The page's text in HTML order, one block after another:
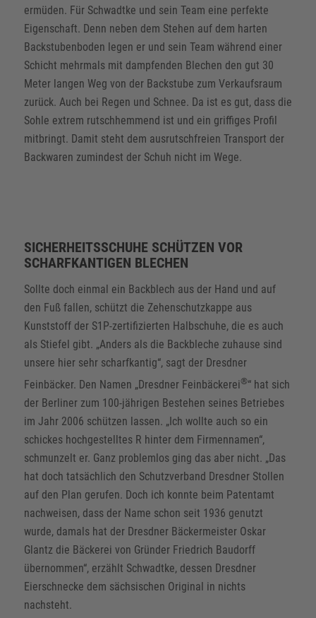
ermüden. Für Schwadtke und sein Team eine perfekte
Eigenschaft. Denn neben dem Stehen auf dem harten
Backstubenboden legen er und sein Team während einer
Schicht mehrmals mit dampfenden Blechen den gut 30
Meter langen Weg von der Backstube zum Verkaufsraum
zurück. Auch bei Regen und Schnee. Da ist es gut, dass die
Sohle extrem rutschhemmend ist und ein griffiges Profil
mitbringt. Damit steht dem ausrutschfreien Transport der
Backwaren zumindest der Schuh nicht im Wege.
SICHERHEITSSCHUHE SCHÜTZEN VOR
SCHARFKANTIGEN BLECHEN
Sollte doch einmal ein Backblech aus der Hand und auf
den Fuß fallen, schützt die Zehenschutzkappe aus
Kunststoff der S1P-zertifizierten Halbschuhe, die es auch
als Stiefel gibt. „Anders als die Backbleche zuhause sind
unsere hier sehr scharfkantig“, sagt der Dresdner
Feinbäcker. Den Namen „Dresdner Feinbäckerei®“ hat sich
der Berliner zum 100-jährigen Bestehen seines Betriebes
im Jahr 2006 schützen lassen. „Ich wollte auch so ein
schickes hochgestelltes R hinter dem Firmennamen“,
schmunzelt er. Ganz problemlos ging das aber nicht. „Das
hat doch tatsächlich den Schutzverband Dresdner Stollen
auf den Plan gerufen. Doch ich konnte beim Patentamt
nachweisen, dass der Name schon seit 1936 genutzt
wurde, damals hat der Dresdner Bäckermeister Oskar
Glantz die Bäckerei von Gründer Friedrich Baudorff
übernommen“, erzählt Schwadtke, dessen Dresdner
Eierschnecke dem sächsischen Original in nichts
nachsteht.